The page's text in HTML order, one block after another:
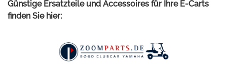
Günstige Ersatzteile und Accessoires für Ihre E-Carts
finden Sie hier: